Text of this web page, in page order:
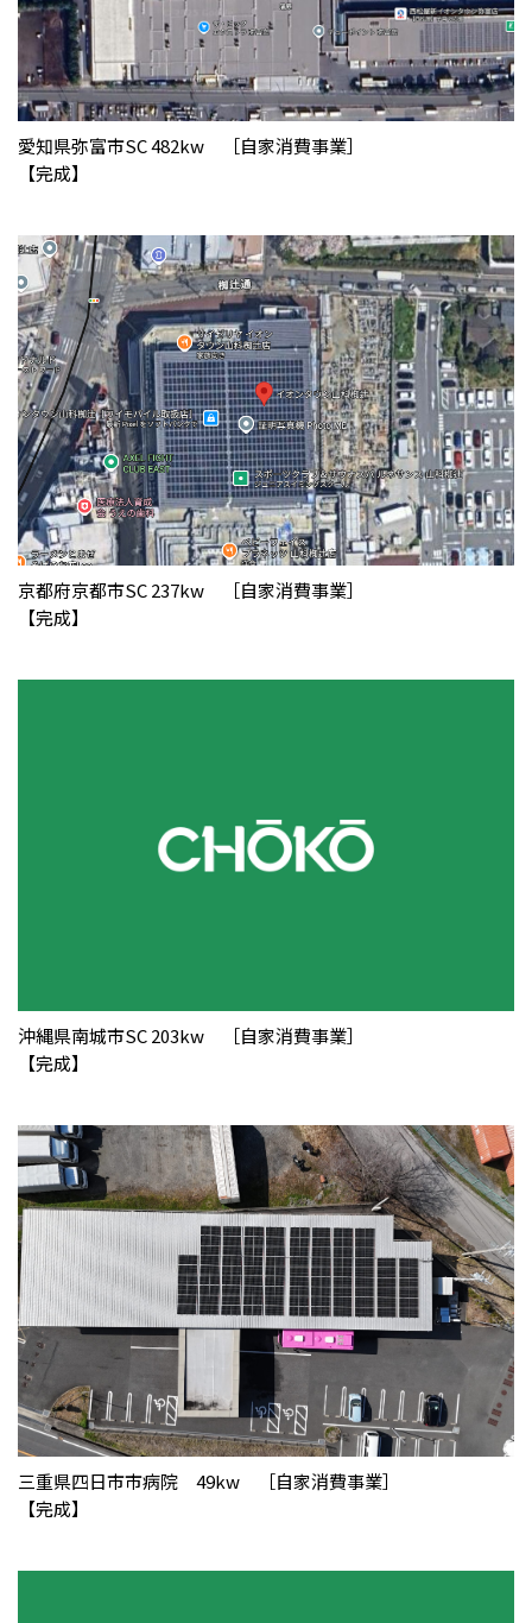
愛知県弥富市SC 482kw ［自家消費事業］
【完成】
京都府京都市SC 237kw ［自家消費事業］
【完成】
沖縄県南城市SC 203kw ［自家消費事業］
【完成】
三重県四日市市病院 49kw ［自家消費事業］
【完成】